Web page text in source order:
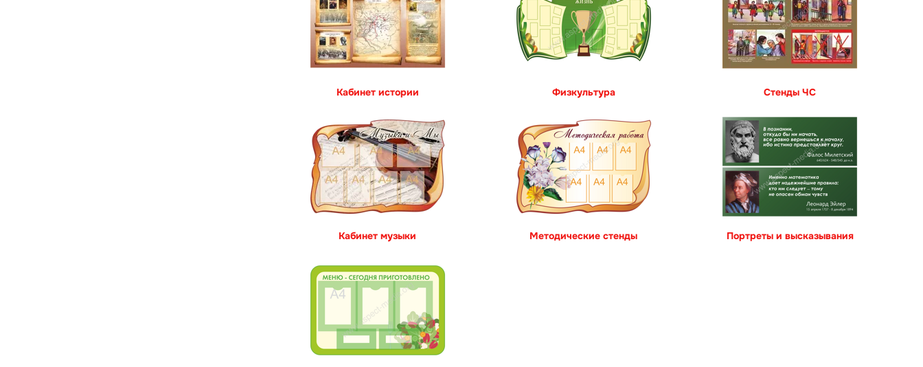
Кабинет истории Физкультура Стенды ЧС
Кабинет музыки Методические стенды Портреты и высказывания